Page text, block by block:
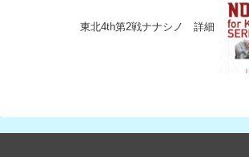
東北4th第2戦ナナシノ 詳細